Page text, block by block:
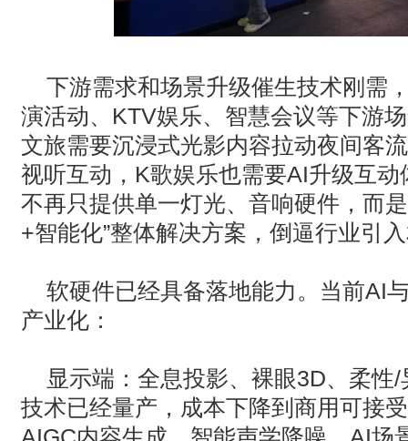
下游需求和场景升级催生技术刚需‌
演活动、 KTV娱乐、智慧会议等下游
文旅需要沉浸式光影内容拉动夜间客
视听互动， K歌娱乐也需要AI升级互动
不再只提供单一灯光、音响硬件，而
+智能化”整体解决方案，倒逼行业引
软硬件已经具备落地能力‌。当前AI
产业化：
显示端：全息投影、裸眼3D、柔性/
技术已经量产，成本下降到商用可接